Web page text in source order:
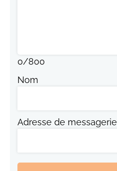
0/800
Nom
Adresse de messagerie